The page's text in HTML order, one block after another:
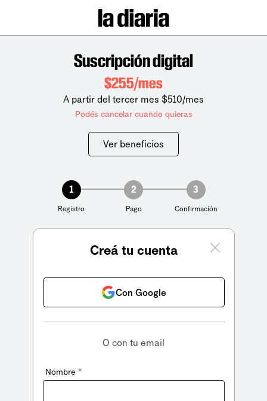
Suscripción digital
$255/mes
A partir del tercer mes $510/mes
Podés cancelar cuando quieras
Ver beneficios
1
Registro
2
Pago
3
Confirmación
Creá tu cuenta
Con Google
O con tu email
Nombre *